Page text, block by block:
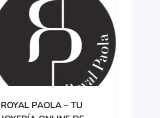
ROYAL PAOLA – TU